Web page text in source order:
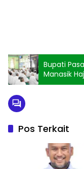
Bupati
Manasik
Pos Terkait